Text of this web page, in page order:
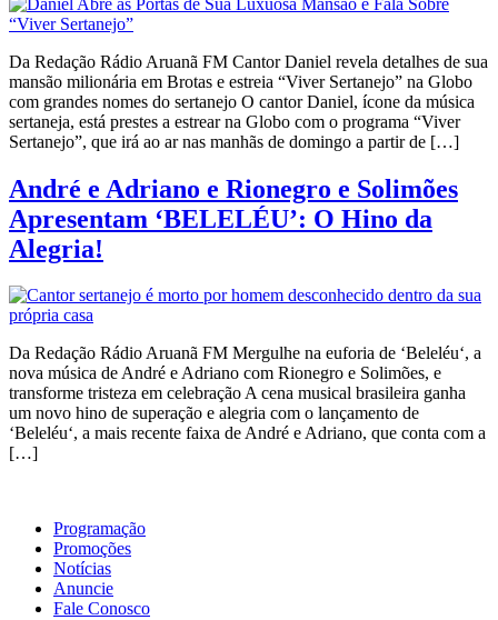
Da Redação Rádio Aruanã FM Cantor Daniel revela detalhes de sua
mansão milionária em Brotas e estreia “Viver Sertanejo” na Globo
com grandes nomes do sertanejo O cantor Daniel, ícone da música
sertaneja, está prestes a estrear na Globo com o programa “Viver
Sertanejo”, que irá ao ar nas manhãs de domingo a partir de […]
André e Adriano e Rionegro e Solimões
Apresentam ‘BELELÉU’: O Hino da
Alegria!
Da Redação Rádio Aruanã FM Mergulhe na euforia de ‘Beleléu‘, a
nova música de André e Adriano com Rionegro e Solimões, e
transforme tristeza em celebração A cena musical brasileira ganha
um novo hino de superação e alegria com o lançamento de
‘Beleléu‘, a mais recente faixa de André e Adriano, que conta com a
[…]
Programação
Promoções
Notícias
Anuncie
Fale Conosco